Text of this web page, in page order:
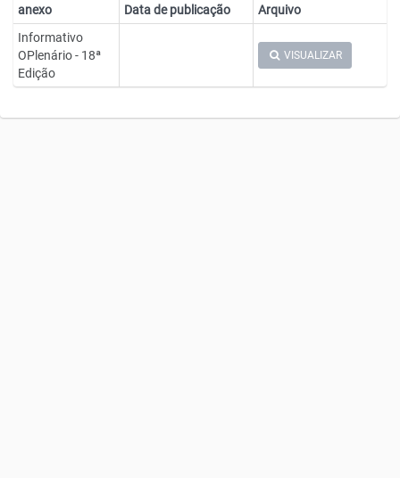
anexo
Data de publicação
Arquivo
Informativo
OPlenário - 18ª
Edição
VISUALIZAR